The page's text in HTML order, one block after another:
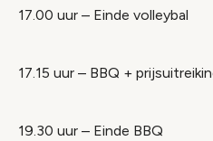
17.00 uur – Einde volleybal
17.15 uur – BBQ +
19.30 uur – Einde BBQ